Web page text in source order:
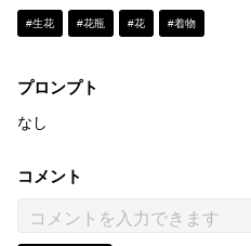
#生花 #花瓶 #花 #着物
プロンプト
なし
コメント